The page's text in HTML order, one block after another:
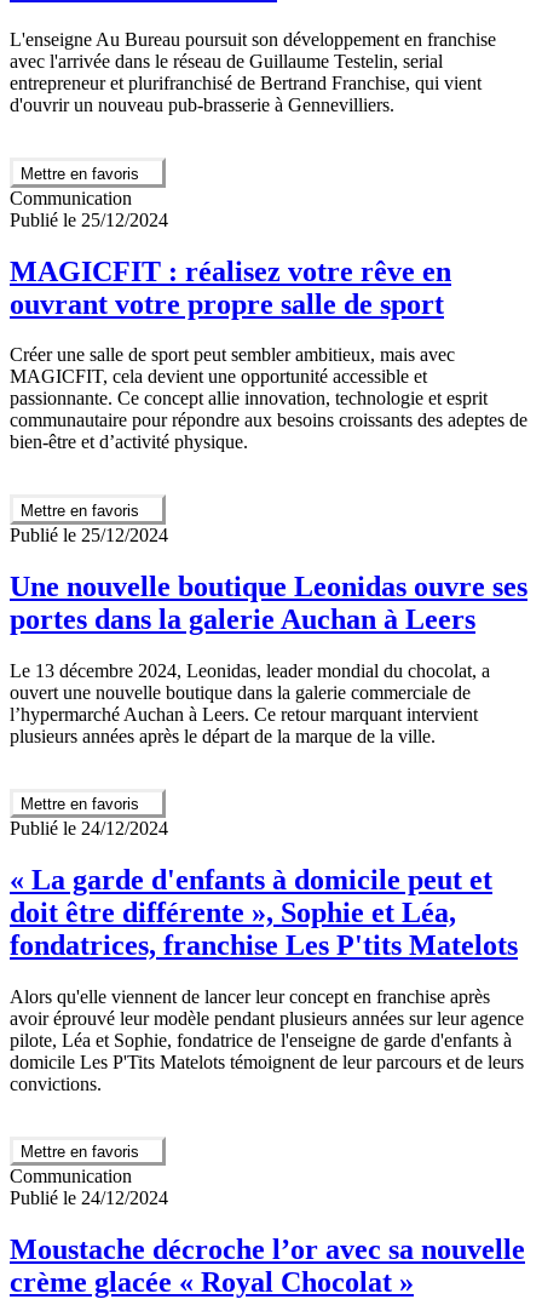
L'enseigne Au Bureau poursuit son développement en franchise
avec l'arrivée dans le réseau de Guillaume Testelin, serial
entrepreneur et plurifranchisé de Bertrand Franchise, qui vient
d'ouvrir un nouveau pub-brasserie à Gennevilliers.
Mettre en favoris
Communication
Publié le 25/12/2024
MAGICFIT : réalisez votre rêve en
ouvrant votre propre salle de sport
Créer une salle de sport peut sembler ambitieux, mais avec
MAGICFIT, cela devient une opportunité accessible et
passionnante. Ce concept allie innovation, technologie et esprit
communautaire pour répondre aux besoins croissants des adeptes de
bien-être et d’activité physique.
Mettre en favoris
Publié le 25/12/2024
Une nouvelle boutique Leonidas ouvre ses
portes dans la galerie Auchan à Leers
Le 13 décembre 2024, Leonidas, leader mondial du chocolat, a
ouvert une nouvelle boutique dans la galerie commerciale de
l’hypermarché Auchan à Leers. Ce retour marquant intervient
plusieurs années après le départ de la marque de la ville.
Mettre en favoris
Publié le 24/12/2024
« La garde d'enfants à domicile peut et
doit être différente », Sophie et Léa,
fondatrices, franchise Les P'tits Matelots
Alors qu'elle viennent de lancer leur concept en franchise après
avoir éprouvé leur modèle pendant plusieurs années sur leur agence
pilote, Léa et Sophie, fondatrice de l'enseigne de garde d'enfants à
domicile Les P'Tits Matelots témoignent de leur parcours et de leurs
convictions.
Mettre en favoris
Communication
Publié le 24/12/2024
Moustache décroche l’or avec sa nouvelle
crème glacée « Royal Chocolat »